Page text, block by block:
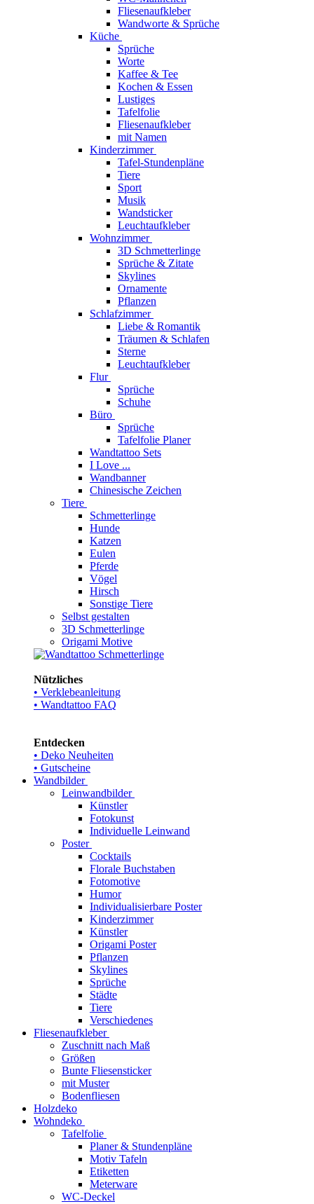
Fliesenaufkleber
Wandworte & Sprüche
Küche
Sprüche
Worte
Kaffee & Tee
Kochen & Essen
Lustiges
Tafelfolie
Fliesenaufkleber
mit Namen
Kinderzimmer
Tafel-Stundenpläne
Tiere
Sport
Musik
Wandsticker
Leuchtaufkleber
Wohnzimmer
3D Schmetterlinge
Sprüche & Zitate
Skylines
Ornamente
Pflanzen
Schlafzimmer
Liebe & Romantik
Träumen & Schlafen
Sterne
Leuchtaufkleber
Flur
Sprüche
Schuhe
Büro
Sprüche
Tafelfolie Planer
Wandtattoo Sets
I Love ...
Wandbanner
Chinesische Zeichen
Tiere
Schmetterlinge
Hunde
Katzen
Eulen
Pferde
Vögel
Hirsch
Sonstige Tiere
Selbst gestalten
3D Schmetterlinge
Origami Motive
Nützliches
• Verklebeanleitung
• Wandtattoo FAQ
Entdecken
• Deko Neuheiten
• Gutscheine
Wandbilder
Leinwandbilder
Künstler
Fotokunst
Individuelle Leinwand
Poster
Cocktails
Florale Buchstaben
Fotomotive
Humor
Individualisierbare Poster
Kinderzimmer
Künstler
Origami Poster
Pflanzen
Skylines
Sprüche
Städte
Tiere
Verschiedenes
Fliesenaufkleber
Zuschnitt nach Maß
Größen
Bunte Fliesensticker
mit Muster
Bodenfliesen
Holzdeko
Wohndeko
Tafelfolie
Planer & Stundenpläne
Motiv Tafeln
Etiketten
Meterware
WC-Deckel